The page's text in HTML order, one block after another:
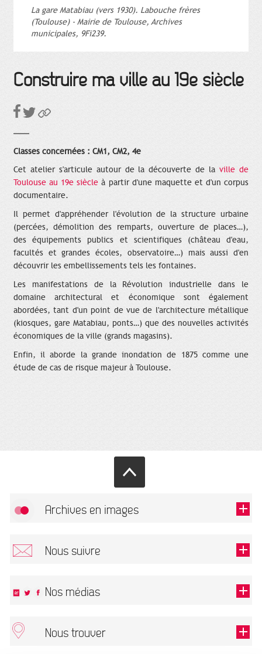
La gare Matabiau (vers 1930). Labouche frères
(Toulouse) - Mairie de Toulouse, Archives
municipales, 9Fi239.
Construire ma ville au 19e siècle
Classes concernées : CM1, CM2, 4e
Cet atelier s'articule autour de la découverte de laville de
Toulouse au 19e siècle à partir d'une maquette et d'un corpus
documentaire.
Il permet d'appréhender l'évolution de la structure urbaine
(percées, démolition des remparts, ouverture de places…),
des équipements publics et scientifiques (château d'eau,
facultés et grandes écoles, observatoire…) mais aussi d'en
découvrir les embellissements tels les fontaines.
Les manifestations de la Révolution industrielle dans le
domaine architectural et économique sont également
abordées, tant d'un point de vue de l'architecture métallique
(kiosques, gare Matabiau, ponts…) que des nouvelles activités
économiques de la ville (grands magasins).
Enfin, il aborde la grande inondation de 1875 comme une
étude de cas de risque majeur à Toulouse.
Archives en images
Nous suivre
This field is required.
Nos médias
Nous trouver